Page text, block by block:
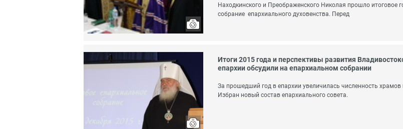
Находкинского и Преображенского Николая прошло итоговое
собрание епархиального духовенства. Перед
Итоги 2015 года и перспективы развития
епархии обсудили на епархиальном собрании
За прошедший год в епархии увеличилась численность храмов
Избран новый состав епархиального совета.